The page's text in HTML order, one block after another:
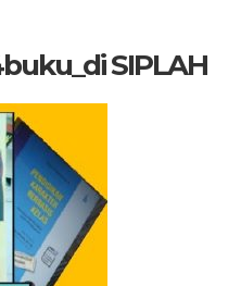
SIPLAH